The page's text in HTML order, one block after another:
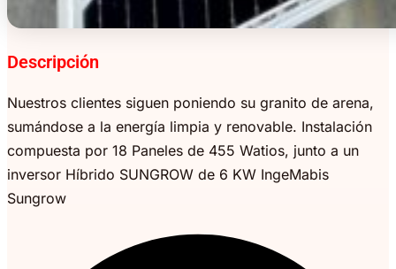
Descripción
Nuestros clientes siguen poniendo su granito de arena,
sumándose a la energía limpia y renovable. Instalación
compuesta por 18 Paneles de 455 Watios, junto a un
inversor Híbrido SUNGROW de 6 KW IngeMabis
Sungrow